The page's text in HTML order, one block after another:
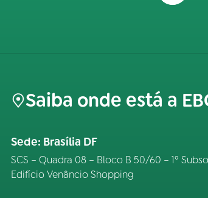
Saiba onde está a
Sede: Brasília DF
SCS – Quadra 08 – Bloco B 50/60 – 1º
Edifício Venâncio Shopping